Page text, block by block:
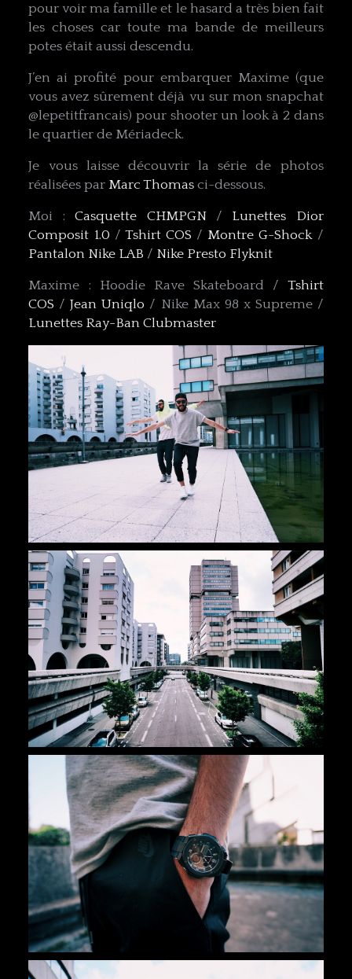
pour voir ma famille et le hasard a très bien fait
les choses car toute ma bande de meilleurs
potes était aussi descendu.
J’en ai profité pour embarquer Maxime (que
vous avez sûrement déjà vu sur mon snapchat
@lepetitfrancais) pour shooter un look à 2 dans
le quartier de Mériadeck.
Je vous laisse découvrir la série de photos
réalisées parMarc Thomas ci-dessous.
Moi :Casquette CHMPGN/ Lunettes Dior
Composit 1.0 / Tshirt COS /Montre G-Shock/
Pantalon Nike LAB / Nike Presto Flyknit
Maxime : Hoodie Rave Skateboard / Tshirt
COS /Jean Uniqlo / Nike Max 98 x Supreme /
Lunettes Ray-Ban Clubmaster